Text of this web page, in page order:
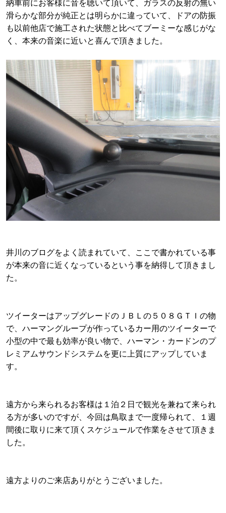
納車前にお客様に音を聴いて頂いて、ガラスの反射の無い
滑らかな部分が純正とは明らかに違っていて、ドアの防振
も以前他店で施工された状態と比べてブーミーな感じがな
く、本来の音楽に近いと喜んで頂きました。
井川のブログをよく読まれていて、ここで書かれている事
が本来の音に近くなっているという事を納得して頂きまし
た。
ツイーターはアップグレードのＪＢＬの５０８ＧＴＩの物
で、ハーマングループが作っているカー用のツイーターで
小型の中で最も効率が良い物で、ハーマン・カードンのプ
レミアムサウンドシステムを更に上質にアップしていま
す。
遠方から来られるお客様は１泊２日で観光を兼ねて来られ
る方が多いのですが、今回は鳥取まで一度帰られて、１週
間後に取りに来て頂くスケジュールで作業をさせて頂きま
した。
遠方よりのご来店ありがとうございました。